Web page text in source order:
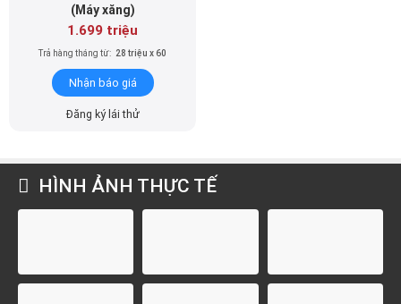
(Máy xăng)
1.699 triệu
Trả hàng tháng từ: 28 triệu x 60
Nhận báo giá
Đăng ký lái thử
HÌNH ẢNH THỰC TẾ